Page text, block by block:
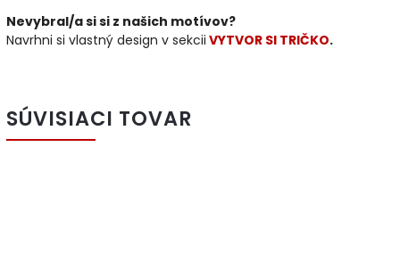
Nevybral/a si si z našich motívov?
Navrhni si vlastný design v sekcii VYTVOR SI TRIČKO.
SÚVISIACI TOVAR